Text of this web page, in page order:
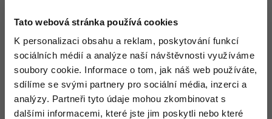
Tato webová stránka používá cookies
K personalizaci obsahu a reklam, poskytování funkcí
sociálních médií a analýze naší návštěvnosti využíváme
soubory cookie. Informace o tom, jak náš web používáte,
sdílíme se svými partnery pro sociální média, inzerci a
analýzy. Partneři tyto údaje mohou zkombinovat s
dalšími informacemi, které jste jim poskytli nebo které
Lekce 6:Aréna s bojovníky v Dartu
ZDARMA